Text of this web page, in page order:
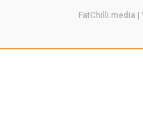
FatChilli.media